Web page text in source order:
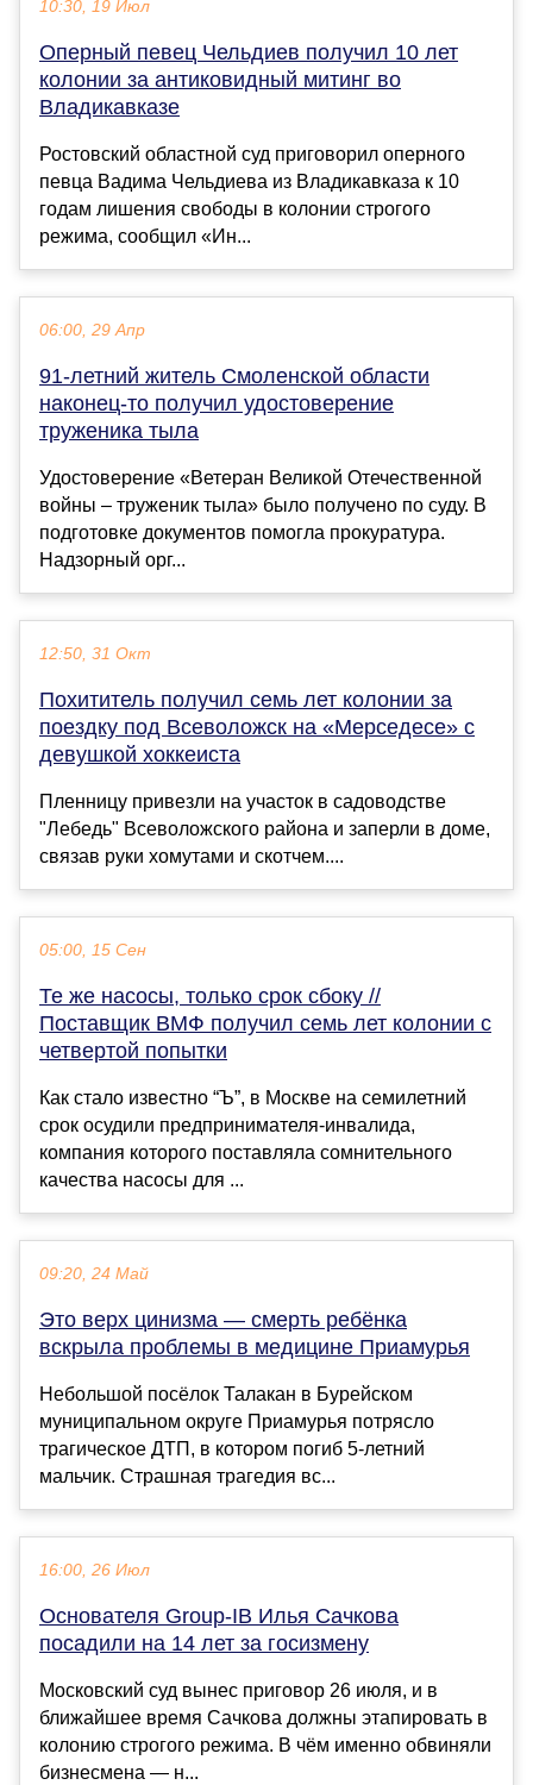
10:30, 19 Июл
Оперный певец Чельдиев получил 10 лет
колонии за антиковидный митинг во
Владикавказе
Ростовский областной суд приговорил оперного
певца Вадима Чельдиева из Владикавказа к 10
годам лишения свободы в колонии строгого
режима, сообщил «Ин...
06:00, 29 Апр
91-летний житель Смоленской области
наконец-то получил удостоверение
труженика тыла
Удостоверение «Ветеран Великой Отечественной
войны – труженик тыла» было получено по суду. В
подготовке документов помогла прокуратура.
Надзорный орг...
12:50, 31 Окт
Похититель получил семь лет колонии за
поездку под Всеволожск на «Мерседесе» с
девушкой хоккеиста
Пленницу привезли на участок в садоводстве
"Лебедь" Всеволожского района и заперли в доме,
связав руки хомутами и скотчем....
05:00, 15 Сен
Те же насосы, только срок сбоку //
Поставщик ВМФ получил семь лет колонии с
четвертой попытки
Как стало известно “Ъ”, в Москве на семилетний
срок осудили предпринимателя-инвалида,
компания которого поставляла сомнительного
качества насосы для ...
09:20, 24 Май
Это верх цинизма — смерть ребёнка
вскрыла проблемы в медицине Приамурья
Небольшой посёлок Талакан в Бурейском
муниципальном округе Приамурья потрясло
трагическое ДТП, в котором погиб 5-летний
мальчик. Страшная трагедия вс...
16:00, 26 Июл
Основателя Group-IB Илья Сачкова
посадили на 14 лет за госизмену
Московский суд вынес приговор 26 июля, и в
ближайшее время Сачкова должны этапировать в
колонию строгого режима. В чём именно обвиняли
бизнесмена — н...